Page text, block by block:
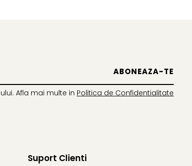
Afla mai multe in Politica de Confidentialitate
Suport Clienti